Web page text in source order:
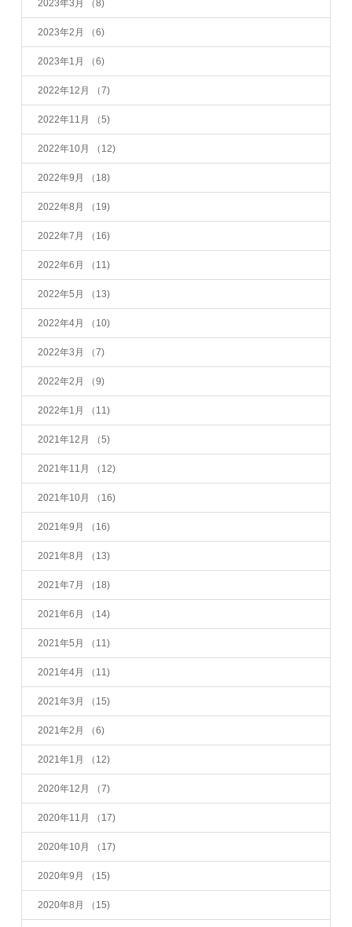
2023年3月 （8)
2023年2月 （6)
2023年1月 （6)
2022年12月 （7)
2022年11月 （5)
2022年10月 （12)
2022年9月 （18)
2022年8月 （19)
2022年7月 （16)
2022年6月 （11)
2022年5月 （13)
2022年4月 （10)
2022年3月 （7)
2022年2月 （9)
2022年1月 （11)
2021年12月 （5)
2021年11月 （12)
2021年10月 （16)
2021年9月 （16)
2021年8月 （13)
2021年7月 （18)
2021年6月 （14)
2021年5月 （11)
2021年4月 （11)
2021年3月 （15)
2021年2月 （6)
2021年1月 （12)
2020年12月 （7)
2020年11月 （17)
2020年10月 （17)
2020年9月 （15)
2020年8月 （15)